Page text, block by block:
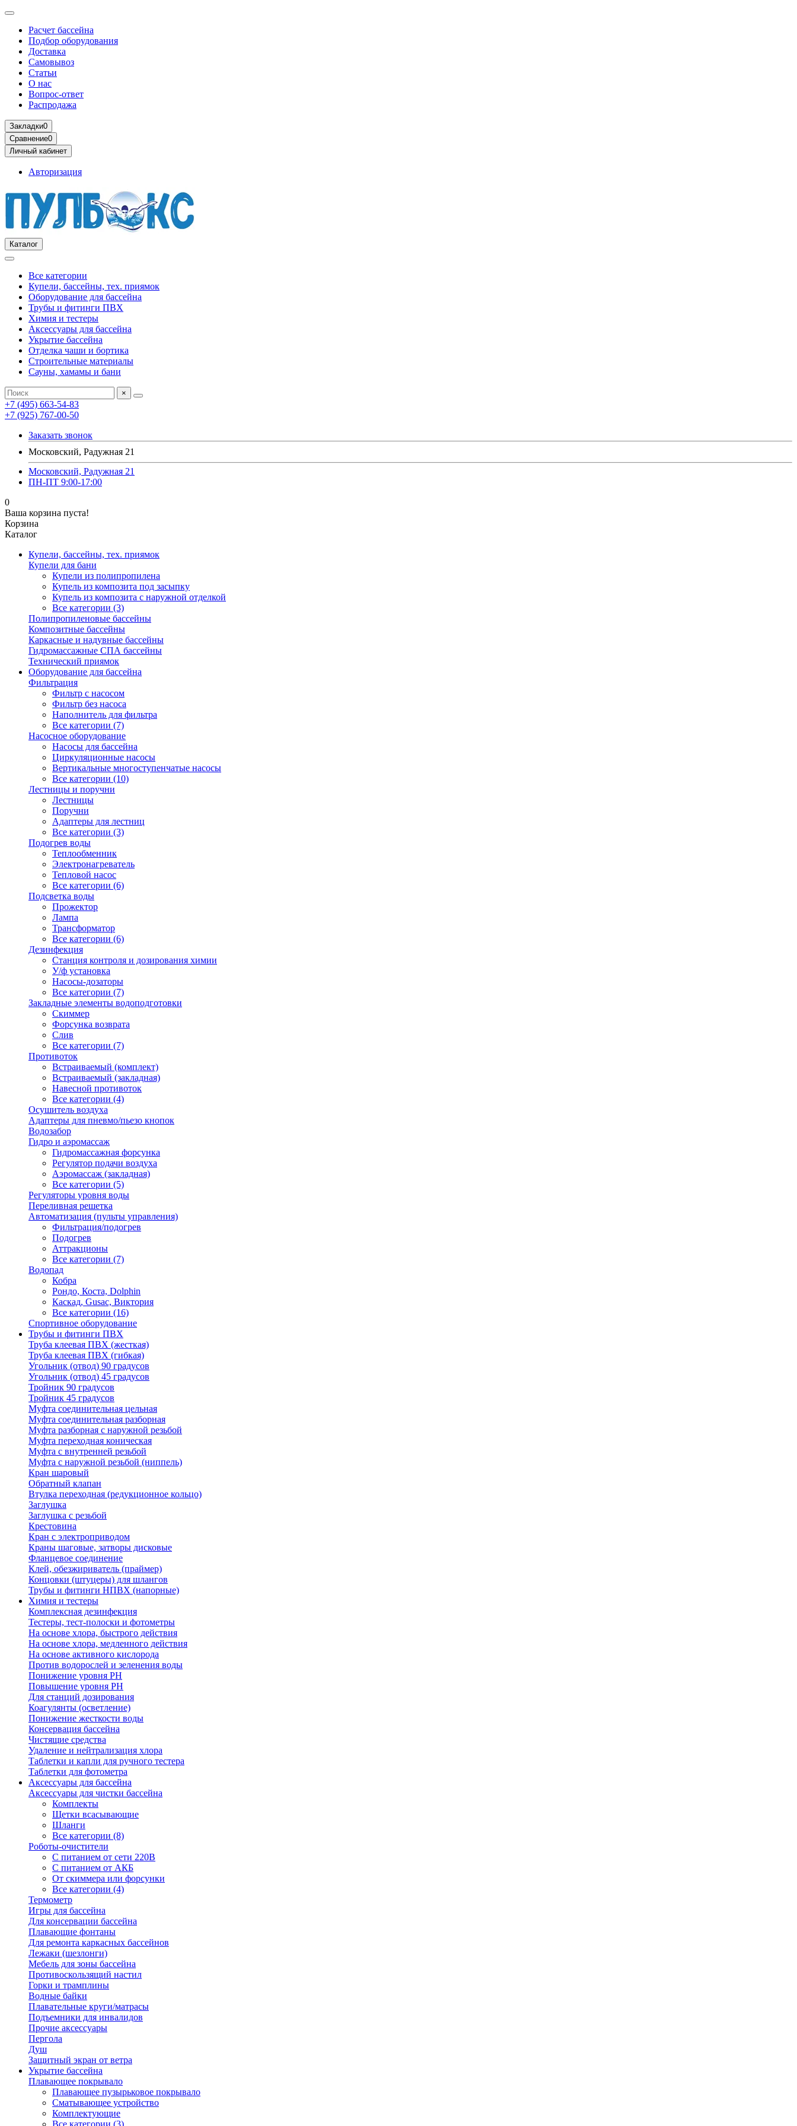
Расчет бассейна
Подбор оборудования
Доставка
Самовывоз
Статьи
О нас
Вопрос-ответ
Распродажа
Закладки0
Сравнение0
Личный кабинет
Авторизация
Каталог
Все категории
Купели, бассейны, тех. приямок
Оборудование для бассейна
Трубы и фитинги ПВХ
Химия и тестеры
Аксессуары для бассейна
Укрытие бассейна
Отделка чаши и бортика
Строительные материалы
Сауны, хамамы и бани
×
+7 (495) 663-54-83
+7 (925) 767-00-50
Заказать звонок
Московский, Радужная 21
Московский, Радужная 21
ПН-ПТ 9:00-17:00
0
Ваша корзина пуста!
Корзина
Каталог
Купели, бассейны, тех. приямок
Купели для бани
Купели из полипропилена
Купель из композита под засыпку
Купель из композита с наружной отделкой
Все категории (3)
Полипропиленовые бассейны
Композитные бассейны
Каркасные и надувные бассейны
Гидромассажные СПА бассейны
Технический приямок
Оборудование для бассейна
Фильтрация
Фильтр с насосом
Фильтр без насоса
Наполнитель для фильтра
Все категории (7)
Насосное оборудование
Насосы для бассейна
Циркуляционные насосы
Вертикальные многоступенчатые насосы
Все категории (10)
Лестницы и поручни
Лестницы
Поручни
Адаптеры для лестниц
Все категории (3)
Подогрев воды
Теплообменник
Электронагреватель
Тепловой насос
Все категории (6)
Подсветка воды
Прожектор
Лампа
Трансформатор
Все категории (6)
Дезинфекция
Станция контроля и дозирования химии
У/ф установка
Насосы-дозаторы
Все категории (7)
Закладные элементы водоподготовки
Скиммер
Форсунка возврата
Слив
Все категории (7)
Противоток
Встраиваемый (комплект)
Встраиваемый (закладная)
Навесной противоток
Все категории (4)
Осушитель воздуха
Адаптеры для пневмо/пьезо кнопок
Водозабор
Гидро и аэромассаж
Гидромассажная форсунка
Регулятор подачи воздуха
Аэромассаж (закладная)
Все категории (5)
Регуляторы уровня воды
Переливная решетка
Автоматизация (пульты управления)
Фильтрация/подогрев
Подогрев
Аттракционы
Все категории (7)
Водопад
Кобра
Рондо, Коста, Dolphin
Каскад, Gusac, Виктория
Все категории (16)
Спортивное оборудование
Трубы и фитинги ПВХ
Труба клеевая ПВХ (жесткая)
Труба клеевая ПВХ (гибкая)
Угольник (отвод) 90 градусов
Угольник (отвод) 45 градусов
Тройник 90 градусов
Тройник 45 градусов
Муфта соединительная цельная
Муфта соединительная разборная
Муфта разборная с наружной резьбой
Муфта переходная коническая
Муфта с внутренней резьбой
Муфта с наружной резьбой (ниппель)
Кран шаровый
Обратный клапан
Втулка переходная (редукционное кольцо)
Заглушка
Заглушка с резьбой
Крестовина
Кран с электроприводом
Краны шаговые, затворы дисковые
Фланцевое соединение
Клей, обезжириватель (праймер)
Концовки (штуцеры) для шлангов
Трубы и фитинги НПВХ (напорные)
Химия и тестеры
Комплексная дезинфекция
Тестеры, тест-полоски и фотометры
На основе хлора, быстрого действия
На основе хлора, медленного действия
На основе активного кислорода
Против водорослей и зеленения воды
Понижение уровня РН
Повышение уровня РН
Для станций дозирования
Коагулянты (осветление)
Понижение жесткости воды
Консервация бассейна
Чистящие средства
Удаление и нейтрализация хлора
Таблетки и капли для ручного тестера
Таблетки для фотометра
Аксессуары для бассейна
Аксессуары для чистки бассейна
Комплекты
Щетки всасывающие
Шланги
Все категории (8)
Роботы-очистители
С питанием от сети 220В
С питанием от АКБ
От скиммера или форсунки
Все категории (4)
Термометр
Игры для бассейна
Для консервации бассейна
Плавающие фонтаны
Для ремонта каркасных бассейнов
Лежаки (шезлонги)
Мебель для зоны бассейна
Противоскользящий настил
Горки и трамплины
Водные байки
Плавательные круги/матрасы
Подъемники для инвалидов
Прочие аксессуары
Пергола
Душ
Защитный экран от ветра
Укрытие бассейна
Плавающее покрывало
Плавающее пузырьковое покрывало
Сматывающее устройство
Комплектующие
Все категории (3)